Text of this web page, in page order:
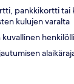
pankkikortti tai
kulujen varalta
kuvallinen